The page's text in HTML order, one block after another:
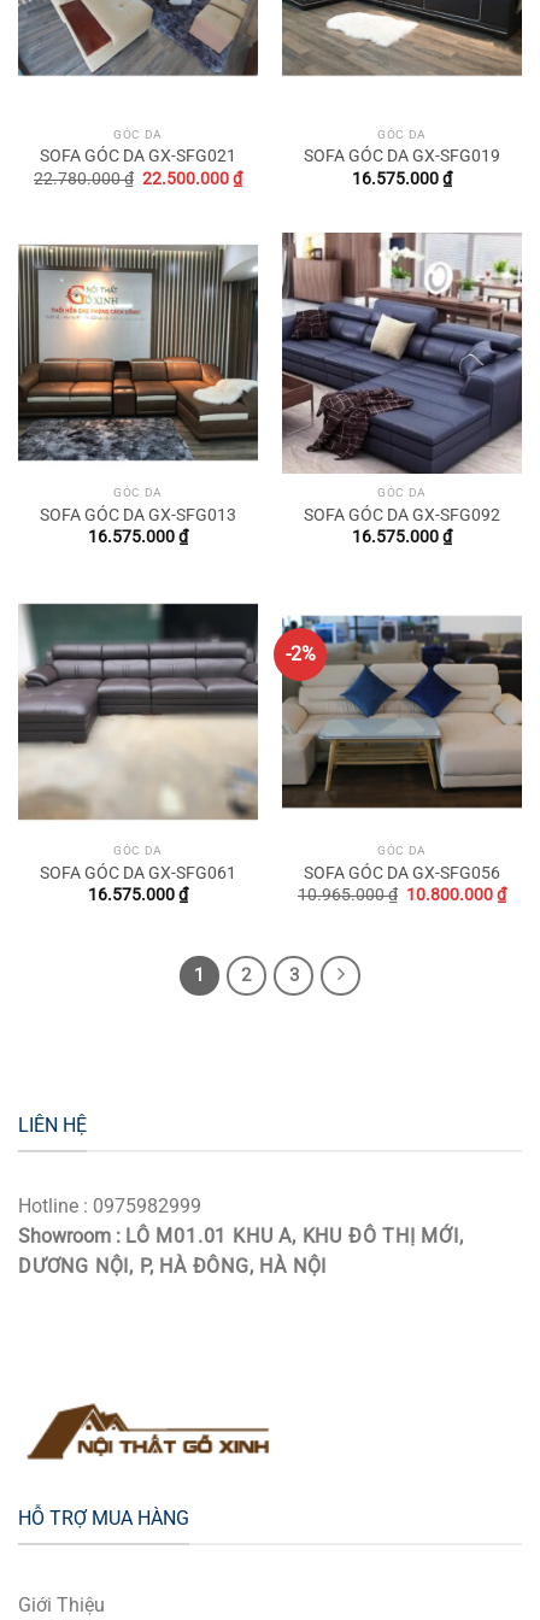
GÓC DA
SOFA GÓC DA GX-SFG021
22.780.000₫ Original
22.500.000₫Current
price
GÓC DA
SOFA GÓC DA GX-SFG019
16.575.000₫
GÓC DA
SOFA GÓC DA GX-SFG013
16.575.000₫
GÓC DA
SOFA GÓC DA GX-SFG092
16.575.000₫
GÓC DA
SOFA GÓC DA GX-SFG061
16.575.000₫
-2%
GÓC DA
SOFA GÓC DA GX-SFG056
10.965.000₫ Original
10.800.000₫
1 2 3
LIÊN HỆ
Hotline : 0975982999
Showroom : LÔ M01.01 KHU A, KHU ĐÔ THỊ MỚI,
DƯƠNG NỘI, P, HÀ ĐÔNG, HÀ NỘI
HỖ TRỢ MUA HÀNG
Giới Thiệu